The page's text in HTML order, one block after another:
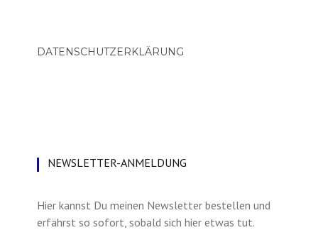
DATENSCHUTZERKLÄRUNG
NEWSLETTER-ANMELDUNG
Hier kannst Du meinen Newsletter bestellen und
erfährst so sofort, sobald sich hier etwas tut.